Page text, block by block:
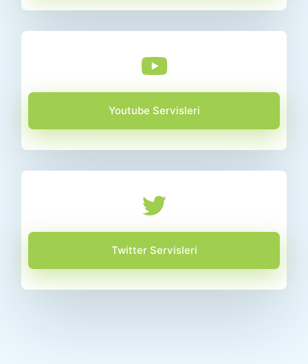
Youtube Servisleri
Twitter Servisleri